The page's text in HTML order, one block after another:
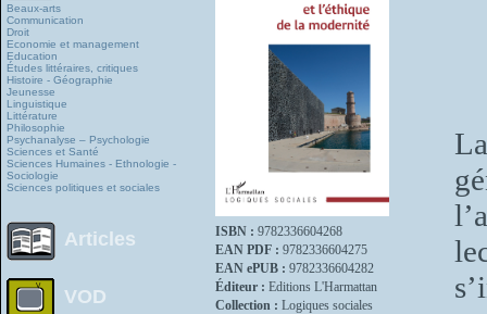
Beaux-arts
Communication
Droit
Economie et management
Education
Études littéraires, critiques
Histoire - Géographie
Jeunesse
Linguistique
Littérature
Philosophie
Psychanalyse – Psychologie
Sciences et Santé
Sciences Humaines - Ethnologie -
Sociologie
Sciences politiques et sociales
Articles
VOD
ISBN : 9782336604268
EAN PDF : 9782336604275
EAN ePUB : 9782336604282
Éditeur : Editions L'Harmattan
Collection : Logiques sociales